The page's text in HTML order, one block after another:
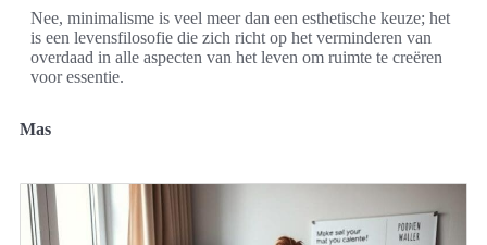
Nee, minimalisme is veel meer dan een esthetische keuze; het
is een levensfilosofie die zich richt op het verminderen van
overdaad in alle aspecten van het leven om ruimte te creëren
voor essentie.
Mas